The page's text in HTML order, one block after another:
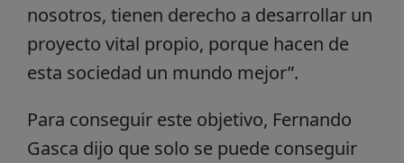
nosotros, tienen derecho a desarrollar un
proyecto vital propio, porque hacen de
esta sociedad un mundo mejor”.
Para conseguir este objetivo, Fernando
Gasca dijo que solo se puede conseguir